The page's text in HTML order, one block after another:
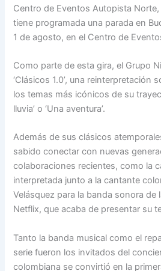
Centro de Eventos Autopista
tiene programada una parada en
1 de agosto, en el Centro de
Como parte de esta gira, el Grupo
‘Clásicos 1.0’, una reinterpretación
los temas más icónicos de su
lluvia’ o ‘Una aventura’.
Además de sus clásicos
sabido conectar con nuevas
colaboraciones recientes, como la
interpretada junto a la cantante
Velásquez para la banda sonora de
Netflix, que acaba de presentar su
Tanto la banda musical como el
serie fueron los invitados del
colombiana se convirtió en la